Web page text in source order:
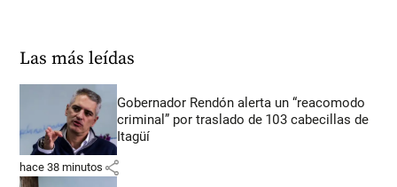
Las más leídas
Gobernador Rendón alerta un “reacomodo
criminal” por traslado de 103 cabecillas de
Itagüí
hace 38 minutos share